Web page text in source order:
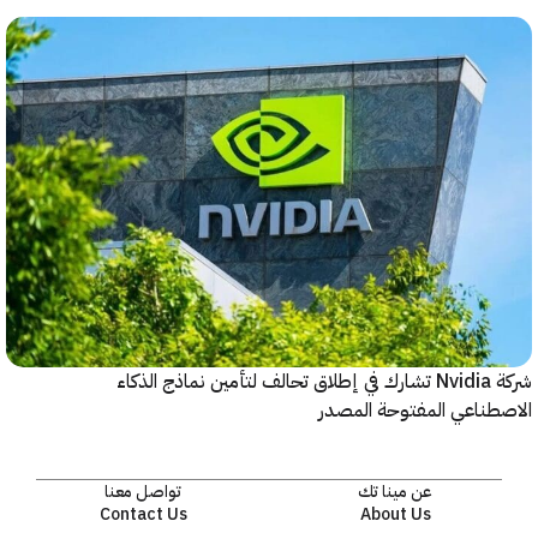
شركة Nvidia تشارك في إطلاق تحالف لتأمين نماذج الذكاء
المفتوحة المصدر
عن مينا تك
About Us
تواصل معنا
Contact Us